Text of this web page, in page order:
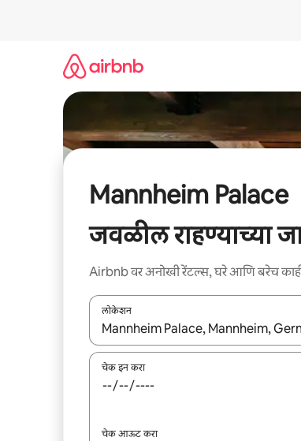
Mannheim Palace
जवळील राहण्याच्या
Airbnb वर अनोखी रेंटल्स, घरे आणि बरेच
लोकेशन
जेव्हा परिणाम उपलब्ध असतील, तेव्हा वरच्या
चेक इन करा
चेक आऊट करा